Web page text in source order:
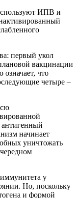
ИПВ и
первый укол
вакцинации
что
четыре –
антигенный
начинает
уничтожать
у
Но, поскольку
и формой